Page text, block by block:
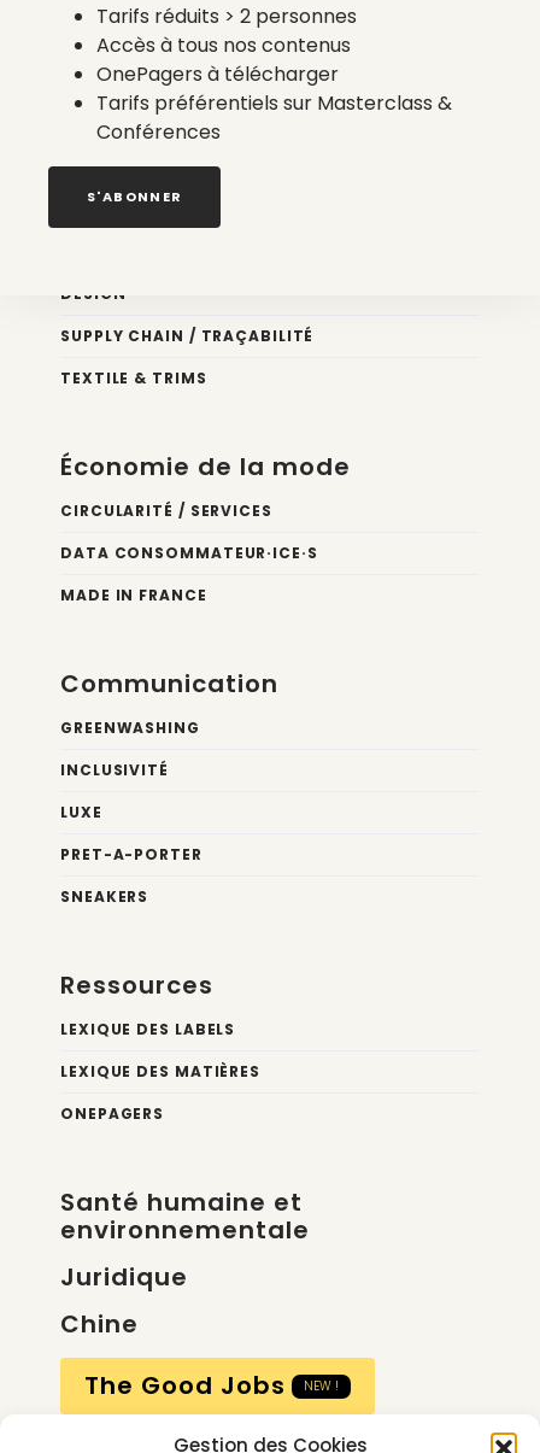
Gestion des Cookies
DESIGN
SUPPLY CHAIN / TRAÇABILITÉ
TEXTILE & TRIMS
Économie de la mode
CIRCULARITÉ / SERVICES
DATA CONSOMMATEUR·ICE·S
MADE IN FRANCE
Communication
GREENWASHING
INCLUSIVITÉ
LUXE
PRET-A-PORTER
SNEAKERS
Ressources
LEXIQUE DES LABELS
LEXIQUE DES MATIÈRES
ONEPAGERS
Santé humaine et
environnementale
Juridique
Chine
The Good Jobs
NEW !
Tarifs réduits > 2 personnes
Accès à tous nos contenus
OnePagers à télécharger
Tarifs préférentiels sur Masterclass &
Conférences
S'ABONNER